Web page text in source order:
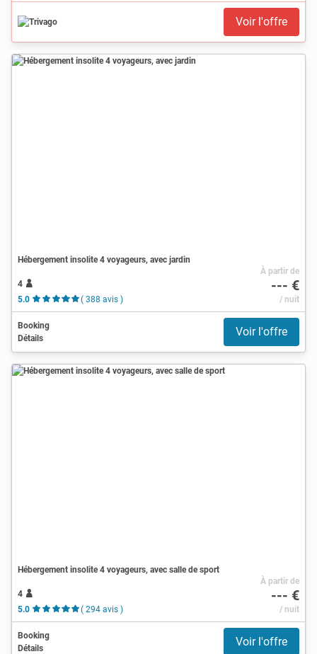
Voir l'offre
Hébergement insolite 4 voyageurs, avec jardin
4
5.0
( 388 avis )
À partir de
--- €
/ nuit
Booking
Détails
Voir l'offre
Hébergement insolite 4 voyageurs, avec salle de sport
4
5.0
( 294 avis )
À partir de
--- €
/ nuit
Booking
Détails
Voir l'offre